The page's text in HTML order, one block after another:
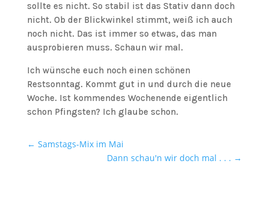
sollte es nicht. So stabil ist das Stativ dann doch
nicht. Ob der Blickwinkel stimmt, weiß ich auch
noch nicht. Das ist immer so etwas, das man
ausprobieren muss. Schaun wir mal.
Ich wünsche euch noch einen schönen
Restsonntag. Kommt gut in und durch die neue
Woche. Ist kommendes Wochenende eigentlich
schon Pfingsten? Ich glaube schon.
← Samstags-Mix im Mai
Dann schau'n wir doch mal . . . →